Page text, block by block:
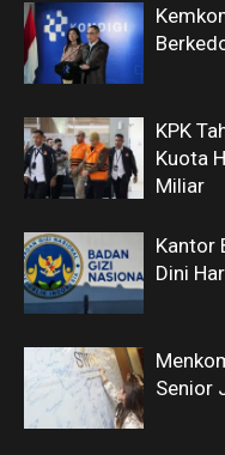
KPK
Kuota
Miliar
Kantor
Dini
Senior